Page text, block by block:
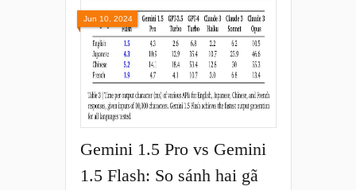
Gemini 1.5 Pro vs Gemini
1.5 Flash: So sánh hai gã
Jun 10, 2024